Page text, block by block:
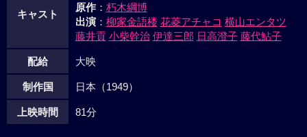
ているので仲々死なない。その内野上の救援でニセ刑事の渋
谷をとらえた。駅であわてふためいている石田と藤木は土地
の探てい山下の部下だった。大川を殺したのも渋谷で、藤木
達が盛んに親切にしたお嬢さんは実は彼の情婦だったのでが
っかり。間もなく列車が入って来た。犯人は警察の手に渡さ
れ、今は幸福そうな野上と京子、そして新婚の夫がバスの車
掌圭子と昔関係があったのを知った若妻もまた新しい結婚に
再出発。駅にたむろした乗客たちも不安の夜が明けそれぞれ
キャスト
原作： 朽木綱博
出演： 柳家金語楼 花菱アチャコ 横山エンタツ
藤井貢 小柴幹治 伊達三郎 日高澄子 藤代鮎子
配給 大映
制作国 日本（1949）
上映時間 81分